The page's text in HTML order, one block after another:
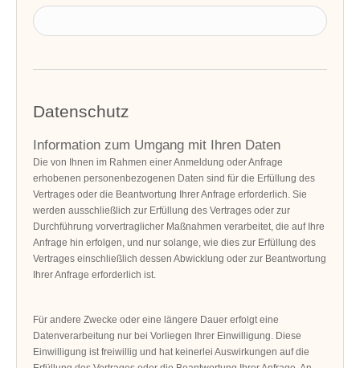
Datenschutz
Information zum Umgang mit Ihren Daten
Die von Ihnen im Rahmen einer Anmeldung oder Anfrage
erhobenen personenbezogenen Daten sind für die Erfüllung des
Vertrages oder die Beantwortung Ihrer Anfrage erforderlich. Sie
werden ausschließlich zur Erfüllung des Vertrages oder zur
Durchführung vorvertraglicher Maßnahmen verarbeitet, die auf Ihre
Anfrage hin erfolgen, und nur solange, wie dies zur Erfüllung des
Vertrages einschließlich dessen Abwicklung oder zur Beantwortung
Ihrer Anfrage erforderlich ist.
Für andere Zwecke oder eine längere Dauer erfolgt eine
Datenverarbeitung nur bei Vorliegen Ihrer Einwilligung. Diese
Einwilligung ist freiwillig und hat keinerlei Auswirkungen auf die